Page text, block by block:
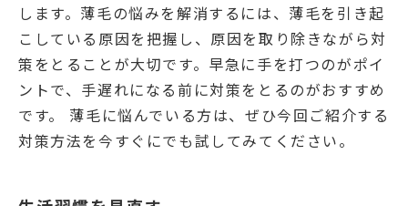
します。薄毛の悩みを解消するには、薄毛を引き起
こしている原因を把握し、原因を取り除きながら対
策をとることが大切です。早急に手を打つのがポイ
ントで、手遅れになる前に対策をとるのがおすすめ
です。 薄毛に悩んでいる方は、ぜひ今回ご紹介する
対策方法を今すぐにでも試してみてください。